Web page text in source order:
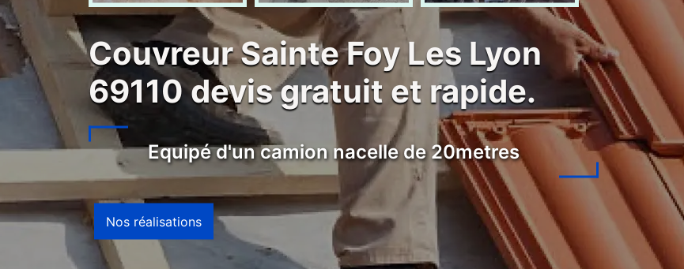
Couvreur Sainte Foy Les Lyon
69110 devis gratuit et rapide.
Equipé d'un camion nacelle de 20metres
Nos réalisations